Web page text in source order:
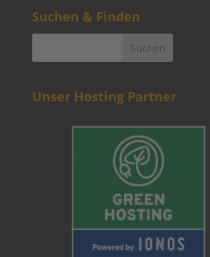
Suchen & Finden
Unser Hosting Partner